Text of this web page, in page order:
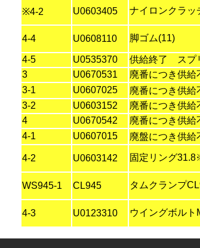
※4-2 U0603405 ナイロンクラッ
4-4 U0608110 脚ゴム(11)
4-5 U0535370 供給終了 スプ
3
U0670531 廃番につき供
3-1
U0607025 廃番につき供
3-2
U0603152 廃番につき供給
4
U0670542 廃番につき供
4-1
U0607015 廃盤につき供
4-2 U0603142 固定リング
WS945-1 CL945 タムクランプ
4-3 U0123310 ウイングボルト